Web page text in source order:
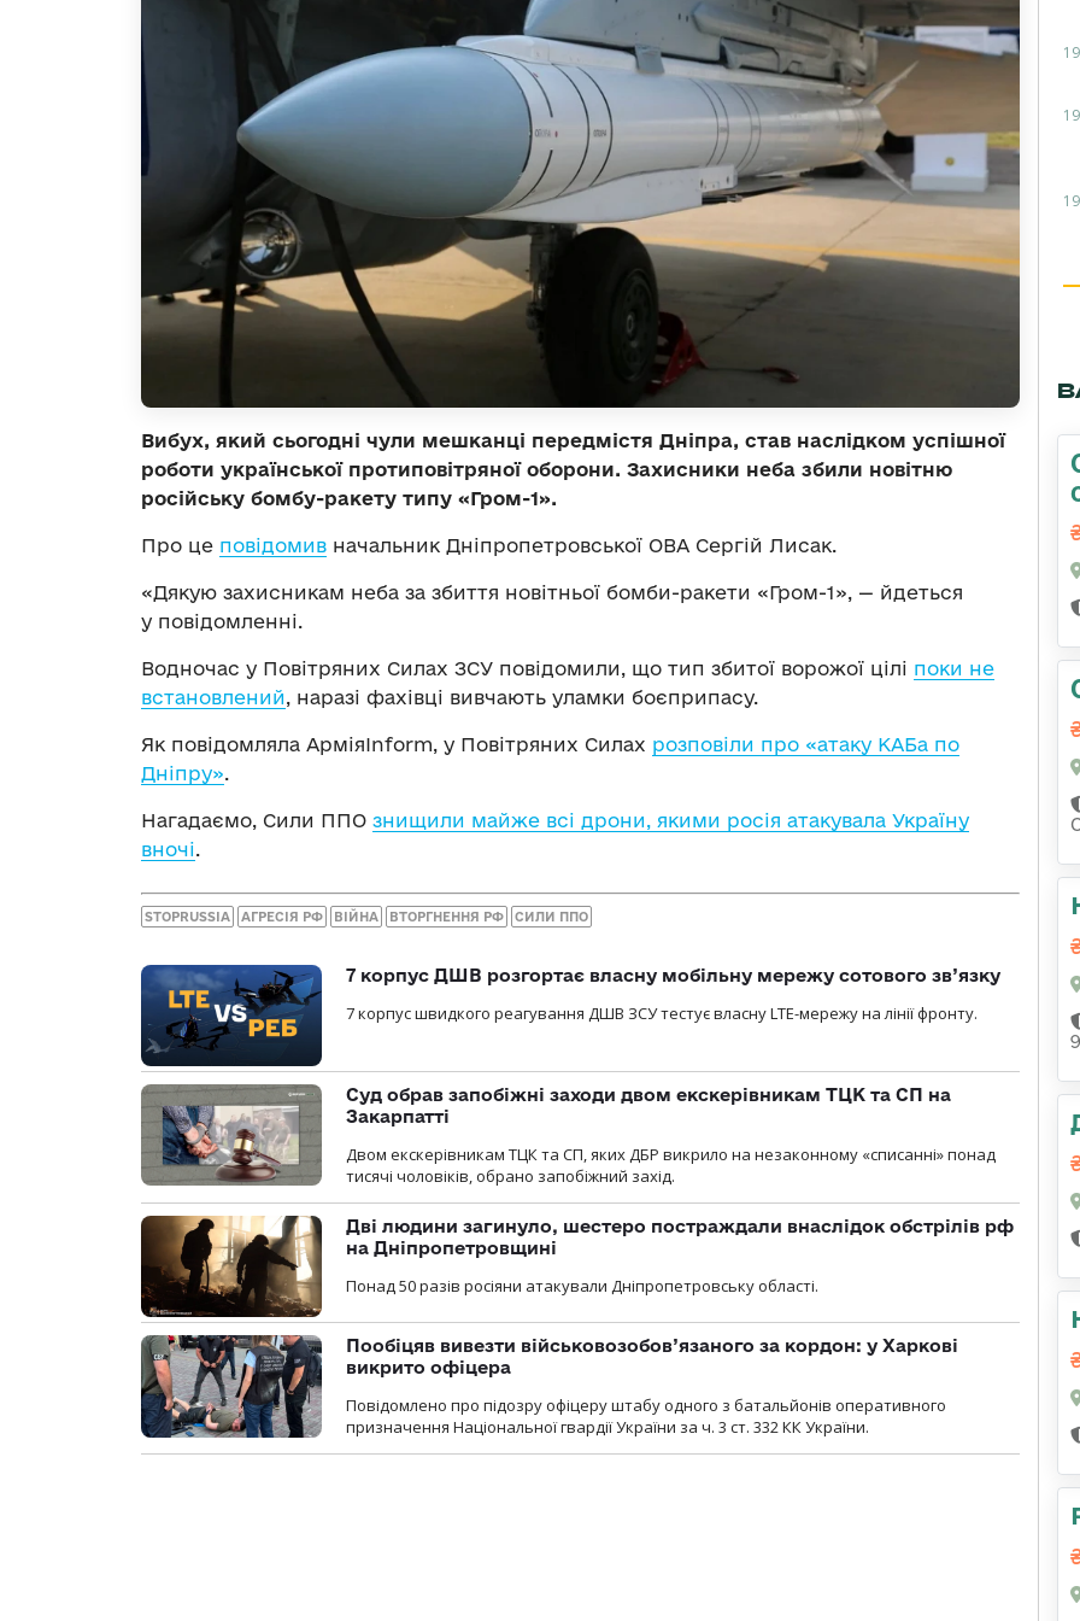
Вибух, який сьогодні чули мешканці передмістя Дніпра, став наслідком успішної
роботи української протиповітряної оборони. Захисники неба збили новітню
російську бомбу-ракету типу «Гром-1».
Про це повідомив начальник Дніпропетровської ОВА Сергій Лисак.
«Дякую захисникам неба за збиття новітньої бомби-ракети «Гром-1», — йдеться
у повідомленні.
Водночас у Повітряних Силах ЗСУ повідомили, що тип збитої ворожої цілі поки не
встановлений, наразі фахівці вивчають уламки боєприпасу.
Як повідомляла АрміяInform, у Повітряних Силах розповіли про «атаку КАБа по
Дніпру».
Нагадаємо, Сили ППО знищили майже всі дрони, якими росія атакувала Україну
вночі.
STOPRUSSIA АГРЕСІЯ РФ ВІЙНА ВТОРГНЕННЯ РФ СИЛИ ППО
7 корпус ДШВ розгортає власну мобільну мережу сотового зв’язку
7 корпус швидкого реагування ДШВ ЗСУ тестує власну LTE-мережу на лінії фронту.
Суд обрав запобіжні заходи двом екскерівникам ТЦК та СП на
Закарпатті
Двом екскерівникам ТЦК та СП, яких ДБР викрило на незаконному «списанні» понад
тисячі чоловіків, обрано запобіжний захід.
Дві людини загинуло, шестеро постраждали внаслідок обстрілів рф
на Дніпропетровщині
Понад 50 разів росіяни атакували Дніпропетровську області.
Пообіцяв вивезти військовозобов’язаного за кордон: у Харкові
викрито офіцера
Повідомлено про підозру офіцеру штабу одного з батальйонів оперативного
призначення Національної гвардії України за ч. 3 ст. 332 КК України.